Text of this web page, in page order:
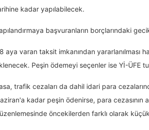
kadar yapılabilecek.
başvuranların borçlarındaki
aya varan taksit imkanından yararlanılması
Peşin ödemeyi seçenler ise Yİ-ÜFE
trafik cezaları da dahil idari para
kadar peşin ödenirse, para cezasının
öncekilerden farklı olarak